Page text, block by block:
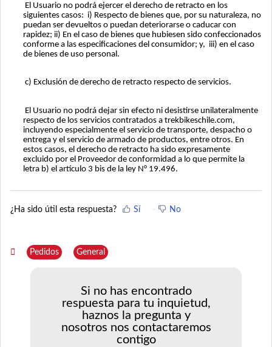
El Usuario no podrá ejercer el derecho de retracto en los
siguientes casos: i) Respecto de bienes que, por su naturaleza, no
puedan ser devueltos o puedan deteriorarse o caducar con
rapidez; ii) En el caso de bienes que hubiesen sido confeccionados
conforme a las especificaciones del consumidor; y, iii) en el caso
de bienes de uso personal.
c) Exclusión de derecho de retracto respecto de servicios.
El Usuario no podrá dejar sin efecto ni desistirse unilateralmente
respecto de los servicios contratados a trekbikeschile.com,
incluyendo especialmente el servicio de transporte, despacho o
entrega y el servicio de armado de productos, entre otros. En
estos casos, el derecho de retracto ha sido expresamente
excluido por el Proveedor de conformidad a lo que permite la
letra b) el artículo 3 bis de la ley N° 19.496.
¿Ha sido útil esta respuesta? Sí No
Pedidos General
Si no has encontrado
respuesta para tu inquietud,
haznos la pregunta y
nosotros nos contactaremos
contigo